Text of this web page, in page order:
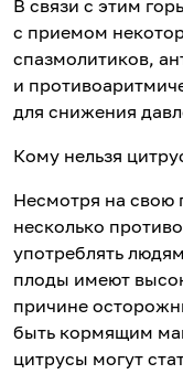
В связи с этим
с приемом
спазмолитиков,
и
для снижения
Кому нельзя
Несмотря на свою
несколько
употреблять
плоды имеют
причине
быть кормящим
цитрусы могут